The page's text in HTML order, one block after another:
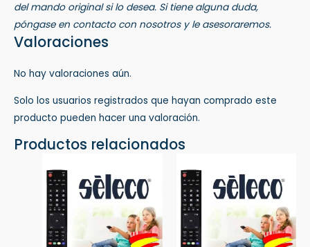
del mando original si lo desea. Si tiene alguna duda,
póngase en contacto con nosotros y le asesoraremos.
Valoraciones
No hay valoraciones aún.
Solo los usuarios registrados que hayan comprado este
producto pueden hacer una valoración.
Productos relacionados